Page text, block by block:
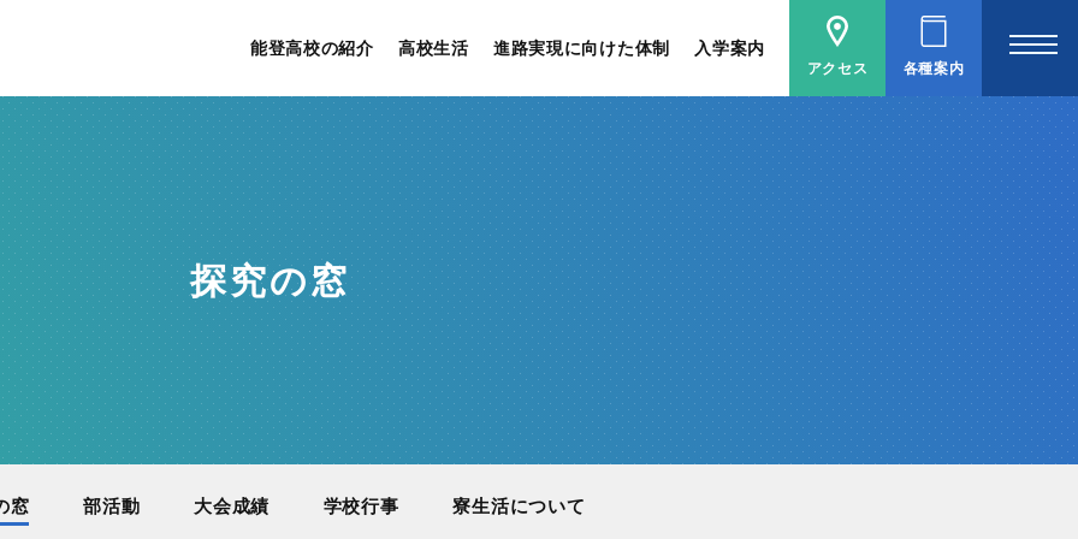
能登高校の紹介 高校生活 進路実現に向けた体制 入学案内
アクセス 各種案内
探究の窓
窓 部活動 大会成績 学校行事 寮生活について